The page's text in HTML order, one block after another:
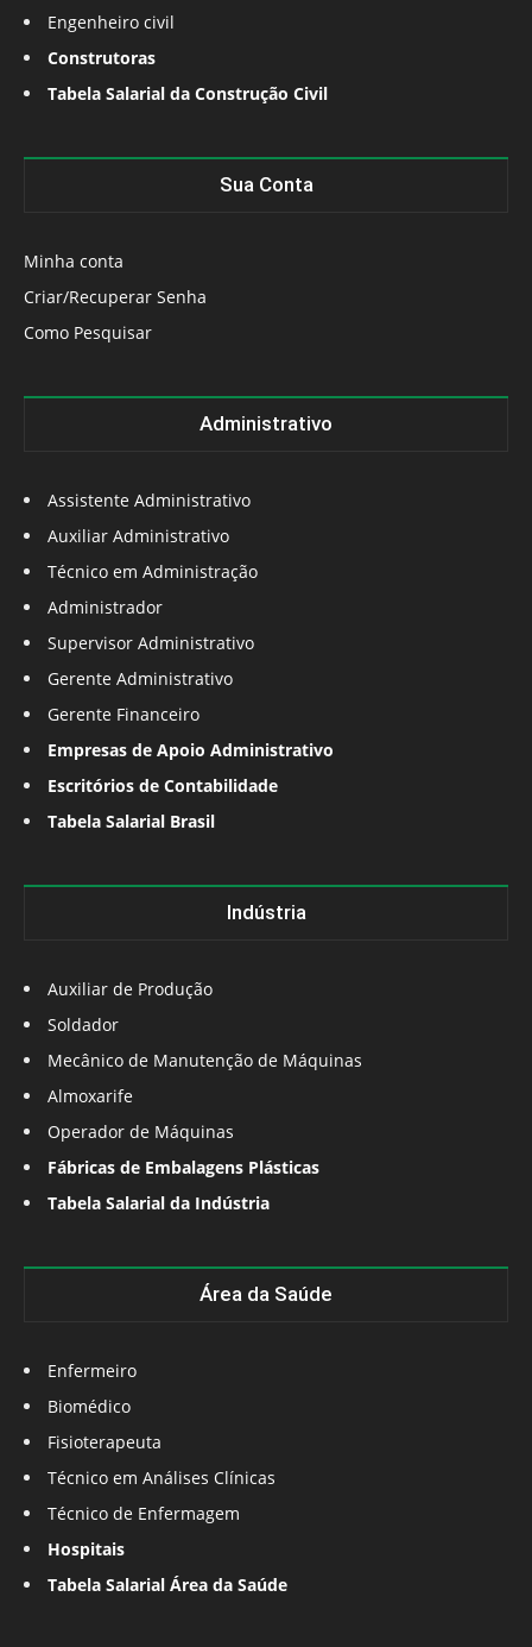
Engenheiro civil
Construtoras
Tabela Salarial da Construção Civil
Sua Conta
Minha conta
Criar/Recuperar Senha
Como Pesquisar
Administrativo
Assistente Administrativo
Auxiliar Administrativo
Técnico em Administração
Administrador
Supervisor Administrativo
Gerente Administrativo
Gerente Financeiro
Empresas de Apoio Administrativo
Escritórios de Contabilidade
Tabela Salarial Brasil
Indústria
Auxiliar de Produção
Soldador
Mecânico de Manutenção de Máquinas
Almoxarife
Operador de Máquinas
Fábricas de Embalagens Plásticas
Tabela Salarial da Indústria
Área da Saúde
Enfermeiro
Biomédico
Fisioterapeuta
Técnico em Análises Clínicas
Técnico de Enfermagem
Hospitais
Tabela Salarial Área da Saúde